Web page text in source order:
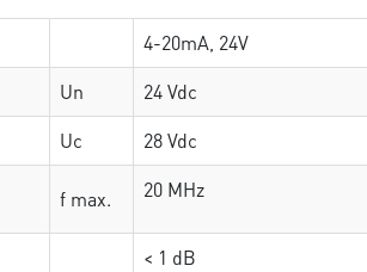
4-20mA, 24V
Un
24 Vdc
Uc 28 Vdc
f max. 20 MHz
< 1 dB